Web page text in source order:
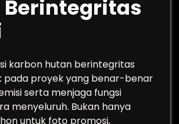
Berintegritas
karbon hutan berintegritas
pada proyek yang benar-benar
serta menjaga fungsi
menyeluruh. Bukan hanya
untuk foto promosi,